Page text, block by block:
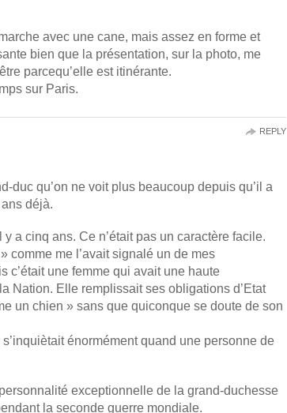
avec une cane, mais assez en forme et
bien que la présentation, sur la photo, me
parcequ’elle est itinérante.
sur Paris.
duc qu’on ne voit plus beaucoup depuis qu’il a
déjà.
a cinq ans. Ce n’était pas un caractère facile.
comme me l’avait signalé un de mes
c’était une femme qui avait une haute
Nation. Elle remplissait ses obligations d’Etat
un chien » sans que quiconque se doute de son
énormément quand une personne de
exceptionnelle de la grand-duchesse
la seconde guerre mondiale.
REPLY